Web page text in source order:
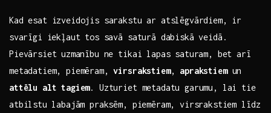
Kad esat izveidojis‌ sarakstu ar atslēgvārdiem,‌ ir
⁣svarīgi iekļaut tos savā saturā dabiskā veidā. ​
Pievārsiet⁤ uzmanību ne tikai lapas saturam, bet arī
metadatiem, piemēram,virsrakstiem, aprakstiemun
attēlu alt tagiem. Uzturiet metadatu garumu, lai tie
atbilstu ⁤labajām praksēm, piemēram, virsrakstiem‍ līdz